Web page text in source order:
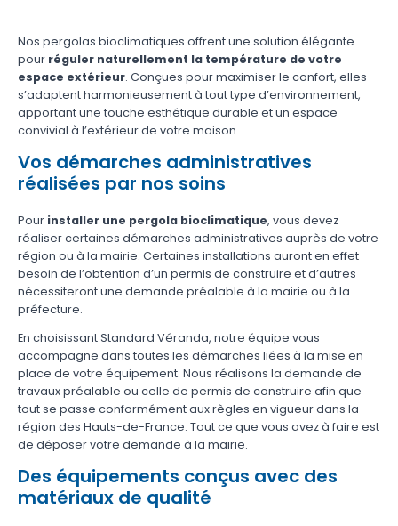
Nos pergolas bioclimatiques offrent une solution élégante
pour réguler naturellement la température de votre
espace extérieur. Conçues pour maximiser le confort, elles
s’adaptent harmonieusement à tout type d’environnement,
apportant une touche esthétique durable et un espace
convivial à l’extérieur de votre maison.
Vos démarches administratives
réalisées par nos soins
Pour installer une pergola bioclimatique, vous devez
réaliser certaines démarches administratives auprès de votre
région ou à la mairie. Certaines installations auront en effet
besoin de l’obtention d’un permis de construire et d’autres
nécessiteront une demande préalable à la mairie ou à la
préfecture.
En choisissant Standard Véranda, notre équipe vous
accompagne dans toutes les démarches liées à la mise en
place de votre équipement. Nous réalisons la demande de
travaux préalable ou celle de permis de construire afin que
tout se passe conformément aux règles en vigueur dans la
région des Hauts-de-France. Tout ce que vous avez à faire est
de déposer votre demande à la mairie.
Des équipements conçus avec des
matériaux de qualité